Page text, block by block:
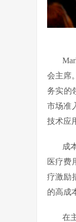
会主席
务实的
市场准
技术应
成
医疗费
疗激励
的高成
在